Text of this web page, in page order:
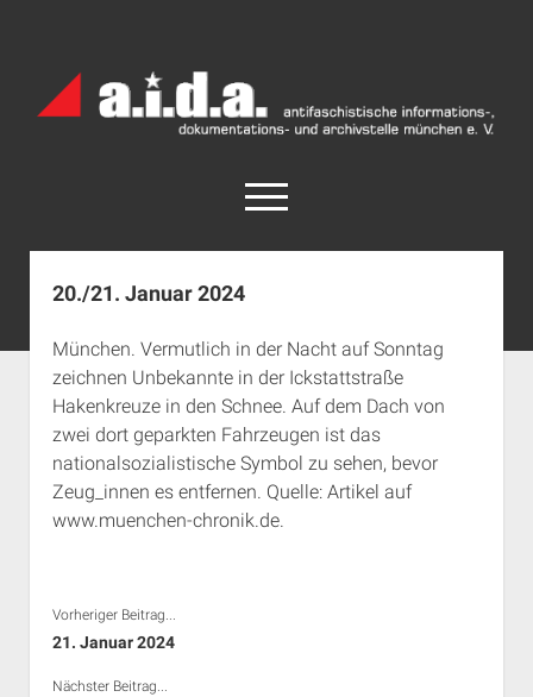
Archiv
München
open
menu
facebook
rss info@aida-archiv.de
Aktuelles
Termine
open
dropdown
menu
Antifaschistische Termine im Süden
Antifaschistische Termine in München
Rechte Termine im Süden
Chronologie
Das Archiv
open
dropdown
a.i.d.a. e. V. unterstützen
Impressum
20./21. Januar 2024
München. Vermutlich in der Nacht auf Sonntag
zeichnen Unbekannte in der Ickstattstraße
Hakenkreuze in den Schnee. Auf dem Dach von
zwei dort geparkten Fahrzeugen ist das
nationalsozialistische Symbol zu sehen, bevor
Zeug_innen es entfernen. Quelle: Artikel auf
www.muenchen-chronik.de.
Vorheriger Beitrag...
21. Januar 2024
Nächster Beitrag...